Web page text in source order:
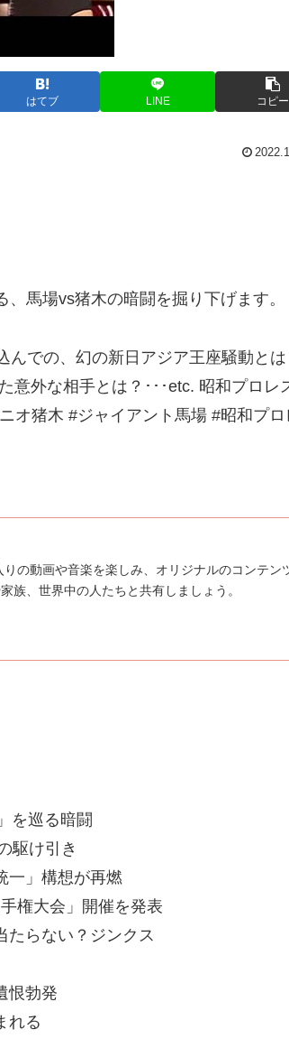
はてブ LINE コピー
馬場vs猪木の暗闘を掘り下げます。
んでの、幻の新日アジア王座騒動と
意外な相手とは？･･･etc. 昭和プロレ
オ猪木 #ジャイアント馬場 #昭和プロ
りの動画や音楽を楽しみ、オリジナルのコンテン
族、世界中の人たちと共有しましょう。
を巡る暗闘
駆け引き
一」構想が再燃
権大会」開催を発表
たらない？ジンクス
恨勃発
れる